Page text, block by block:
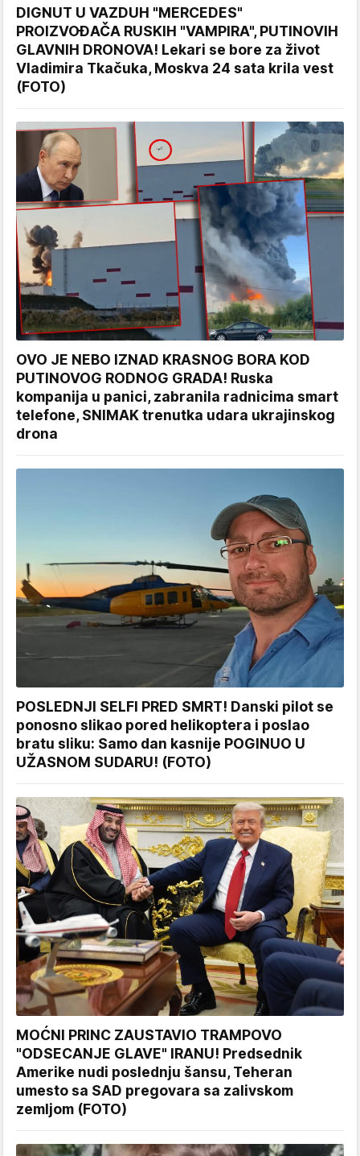
DIGNUT U VAZDUH "MERCEDES"
PROIZVOĐAČA RUSKIH "VAMPIRA", PUTINOVIH
GLAVNIH DRONOVA! Lekari se bore za život
Vladimira Tkačuka, Moskva 24 sata krila vest
(FOTO)
OVO JE NEBO IZNAD KRASNOG BORA KOD
PUTINOVOG RODNOG GRADA! Ruska
kompanija u panici, zabranila radnicima smart
telefone, SNIMAK trenutka udara ukrajinskog
drona
POSLEDNJI SELFI PRED SMRT! Danski pilot se
ponosno slikao pored helikoptera i poslao
bratu sliku: Samo dan kasnije POGINUO U
UŽASNOM SUDARU! (FOTO)
MOĆNI PRINC ZAUSTAVIO TRAMPOVO
"ODSECANJE GLAVE" IRANU! Predsednik
Amerike nudi poslednju šansu, Teheran
umesto sa SAD pregovara sa zalivskom
zemljom (FOTO)